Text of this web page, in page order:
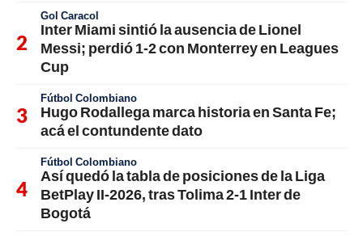
Gol Caracol
Inter Miami sintió la ausencia de Lionel
Messi; perdió 1-2 con Monterrey en Leagues
Cup
Fútbol Colombiano
Hugo Rodallega marca historia en Santa Fe;
acá el contundente dato
Fútbol Colombiano
Así quedó la tabla de posiciones de la Liga
BetPlay II-2026, tras Tolima 2-1 Inter de
Bogotá